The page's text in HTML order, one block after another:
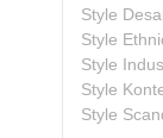
Style
Style
Style
Style
Style